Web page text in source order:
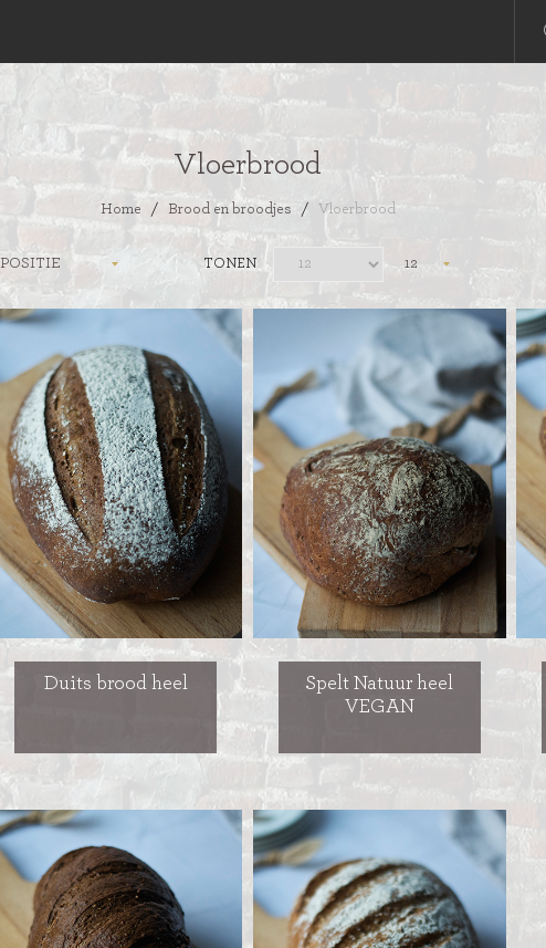
SLAGROOMTAARTEN
TAARTEN
MOKKA TAARTEN
MERENGUE TAARTEN
Vloerbrood
Home / Brood en broodjes / Vloerbrood
POSITIE TONEN 12
Duits brood heel
Spelt Natuur heel
VEGAN